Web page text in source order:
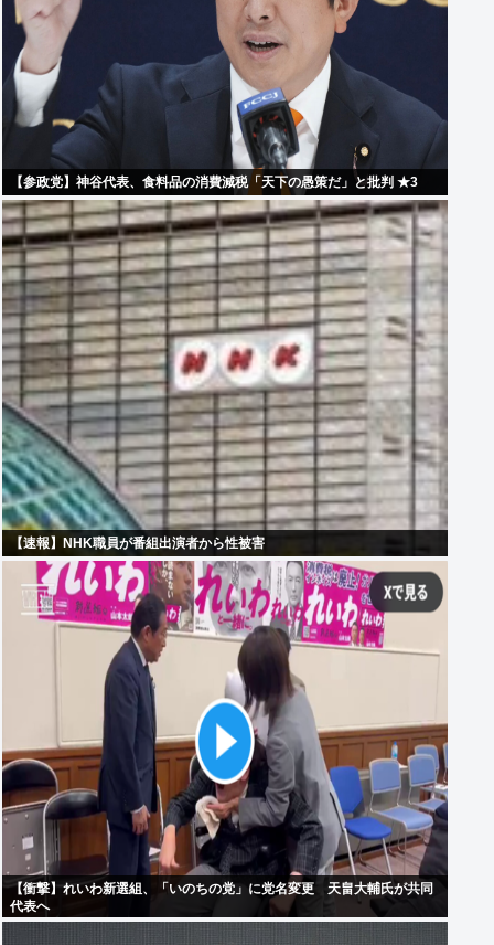
【参政党】神谷代表、食料品の消費減税「天下の愚策だ」と批判 ★3
【速報】NHK職員が番組出演者から性被害
【衝撃】れいわ新選組、「いのちの党」に党名変更 天畠大輔氏が共同
代表へ